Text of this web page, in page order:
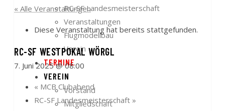
RC-SF Landesmeisterschaft
Veranstaltungen
Flugmodellbau
Verein
TERMINE
VEREIN
Vorstand
Mitgliedschaft
« Alle Veranstaltungen
Diese Veranstaltung hat bereits stattgefunden.
RC-SF WESTPOKAL WÖRGL
7. Juni 2025 @ 08:00
« MCB Clubabend
RC-SF Landesmeisterschaft »